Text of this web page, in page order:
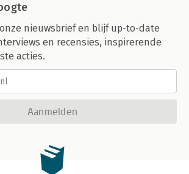
nieuwsbrief en blijf up-to-date
en recensies, inspirerende
acties.
Aanmelden